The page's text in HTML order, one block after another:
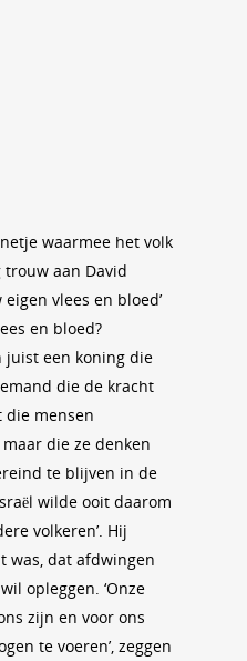
waarmee het volk
aan David
vlees en bloed’
en bloed?
juist een koning die
die de kracht
die mensen
die ze denken
te blijven in de
wilde ooit daarom
volkeren’. Hij
was, dat afdwingen
opleggen. ‘Onze
zijn en voor ons
te voeren’, zeggen